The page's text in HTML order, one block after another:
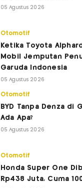
05 Agustus 2026
Otomotif
Ketika Toyota
Mobil Jemputan
Garuda Indonesia
05 Agustus 2026
Otomotif
BYD Tanpa Denza di
Ada Apa?
05 Agustus 2026
Otomotif
Honda Super One
Rp438 Juta, Cuma